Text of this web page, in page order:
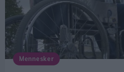
Mennesker